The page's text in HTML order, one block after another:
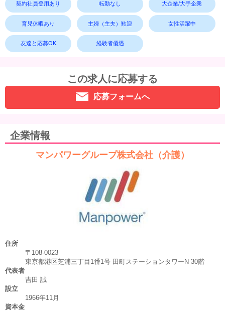
契約社員登用あり 転勤なし 大企業/大手企業
育児休暇あり 主婦（主夫）歓迎 女性活躍中
友達と応募OK 経験者優遇
この求人に応募する
応募フォームへ
企業情報
マンパワーグループ株式会社（介護）
住所
〒108-0023
東京都港区芝浦三丁目1番1号 田町ステーションタワーN 30階
代表者
吉田 誠
設立
1966年11月
資本金